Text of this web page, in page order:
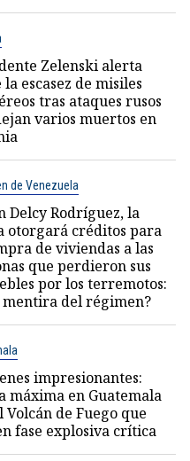
Zelenski alerta
la escasez de misiles
tras ataques rusos
varios muertos en
de Venezuela
Delcy Rodríguez, la
otorgará créditos para
de viviendas a las
que perdieron sus
por los terremotos:
mentira del régimen?
impresionantes:
máxima en Guatemala
Volcán de Fuego que
fase explosiva crítica